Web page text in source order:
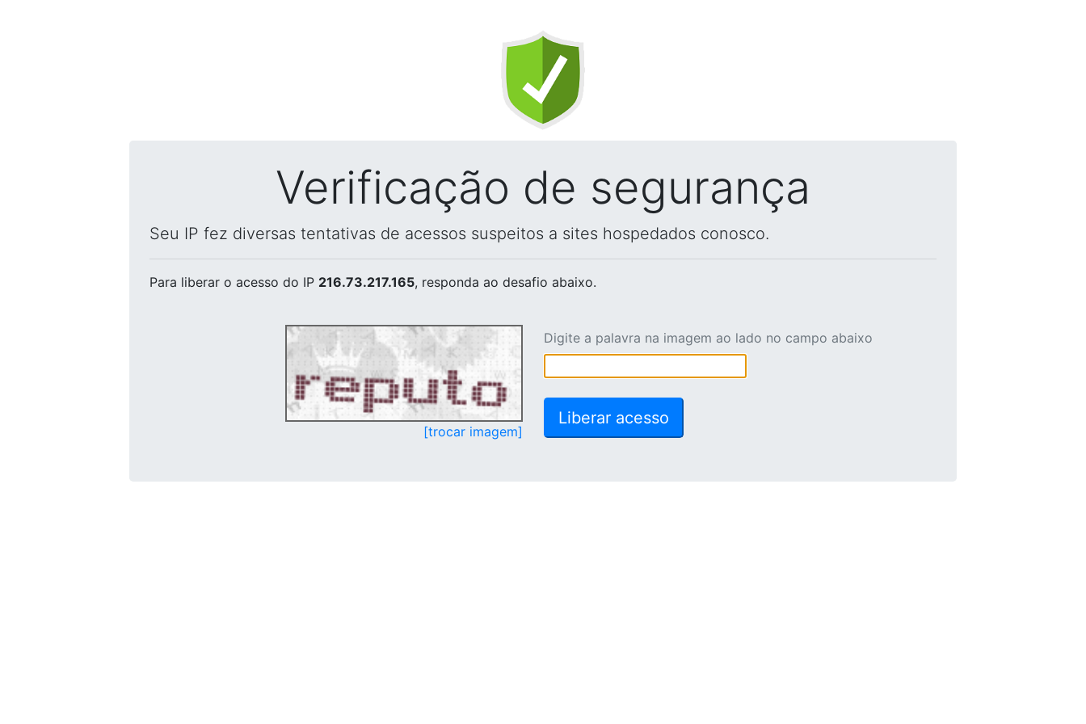
Verificação de segurança
Seu IP fez diversas tentativas de acessos suspeitos a sites hospedados conosco.
Para liberar o acesso do IP 216.73.217.165, responda ao desafio abaixo.
[trocar imagem]
Digite a palavra na imagem ao lado no campo abaixo